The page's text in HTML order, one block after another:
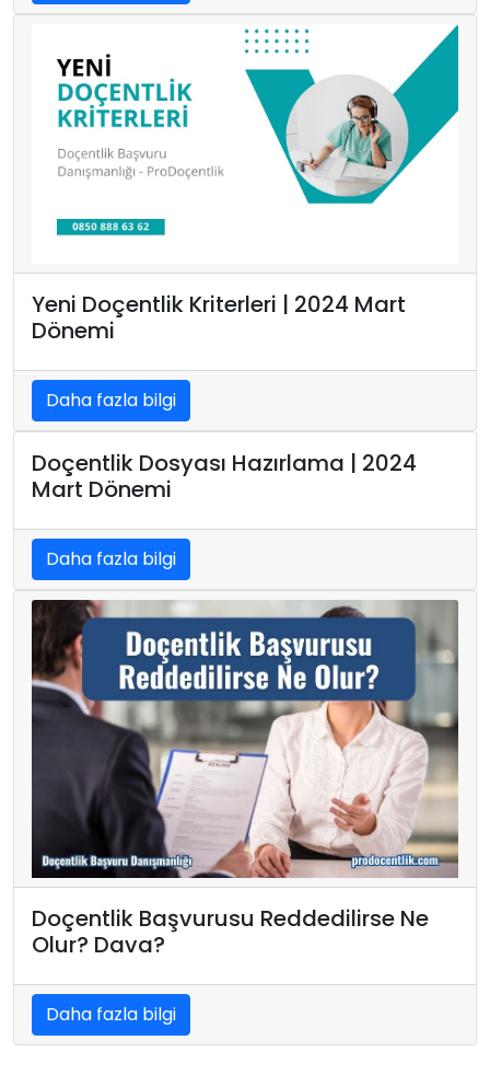
Yeni Doçentlik Kriterleri | 2024 Mart
Dönemi
Daha fazla bilgi
Doçentlik Dosyası Hazırlama | 2024
Mart Dönemi
Daha fazla bilgi
Doçentlik Başvurusu Reddedilirse Ne
Olur? Dava?
Daha fazla bilgi